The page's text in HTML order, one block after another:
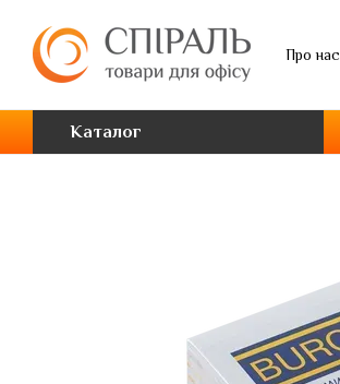
Про нас
Каталог